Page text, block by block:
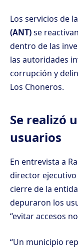
Los servicios de la
(ANT)se
dentro de las
las autoridades
corrupción y
Los Choneros.
Se realizó
usuarios
En entrevista a
director ejecutivo
cierre de la
depuraron los
“evitar accesos
“Un municipio